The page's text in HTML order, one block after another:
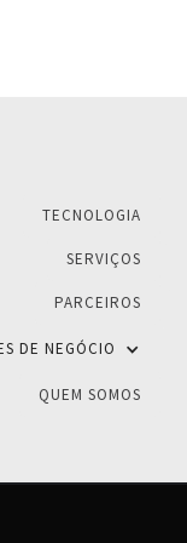
TECNOLOGIA
SERVIÇOS
PARCEIROS
DE NEGÓCIO
QUEM SOMOS